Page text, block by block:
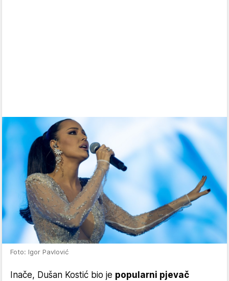
Foto: Igor Pavlović
Inače, Dušan Kostić bio je popularni pjevač